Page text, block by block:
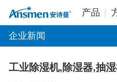
产品
企业新闻
工业除湿机,除湿器,抽